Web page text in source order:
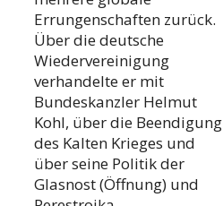
Errungenschaften zurück.
Über die deutsche
Wiedervereinigung
verhandelte er mit
Bundeskanzler Helmut
Kohl, über die Beendigung
des Kalten Krieges und
über seine Politik der
Glasnost (Öffnung) und